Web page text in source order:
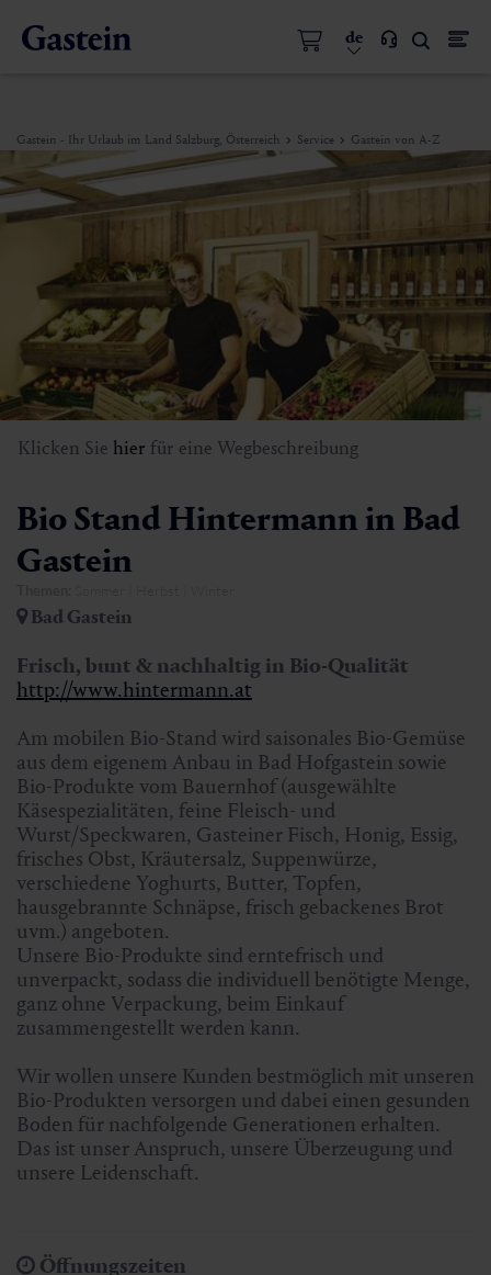
de
Gastein - Ihr Urlaub im Land Salzburg, Österreich Service Gastein von A-Z
Klicken Sie hier für eine Wegbeschreibung
Bio Stand Hintermann in Bad
Gastein
Bad Gastein
Frisch, bunt & nachhaltig in Bio-Qualität
http://www.hintermann.at
Am mobilen Bio-Stand wird saisonales Bio-Gemüse
aus dem eigenem Anbau in Bad Hofgastein sowie
Bio-Produkte vom Bauernhof (ausgewählte
Käsespezialitäten, feine Fleisch- und
Wurst/Speckwaren, Gasteiner Fisch, Honig, Essig,
frisches Obst, Kräutersalz, Suppenwürze,
verschiedene Yoghurts, Butter, Topfen,
hausgebrannte Schnäpse, frisch gebackenes Brot
uvm.) angeboten.
Unsere Bio-Produkte sind erntefrisch und
unverpackt, sodass die individuell benötigte Menge,
ganz ohne Verpackung, beim Einkauf
zusammengestellt werden kann.
Wir wollen unsere Kunden bestmöglich mit unseren
Bio-Produkten versorgen und dabei einen gesunden
Boden für nachfolgende Generationen erhalten.
Das ist unser Anspruch, unsere Überzeugung und
unsere Leidenschaft.
Öffnungszeiten